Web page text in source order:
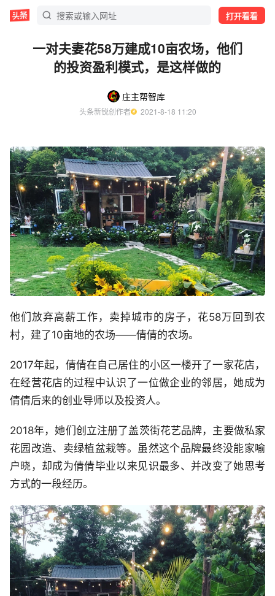
打开看看
一对夫妻花58万建成10亩农场，他们
的投资盈利模式，是这样做的
庄主帮智库
头条新锐创作者
  2021-8-18 11:20
他们放弃高薪工作，卖掉城市的房子，花58万回到农
村，建了10亩地的农场——倩倩的农场。
2017年起，倩倩在自己居住的小区一楼开了一家花店，
在经营花店的过程中认识了一位做企业的邻居，她成为
倩倩后来的创业导师以及投资人。
2018年，她们创立注册了盖茨街花艺品牌，主要做私家
花园改造、卖绿植盆栽等。虽然这个品牌最终没能家喻
户晓，却成为倩倩毕业以来见识最多、并改变了她思考
方式的一段经历。